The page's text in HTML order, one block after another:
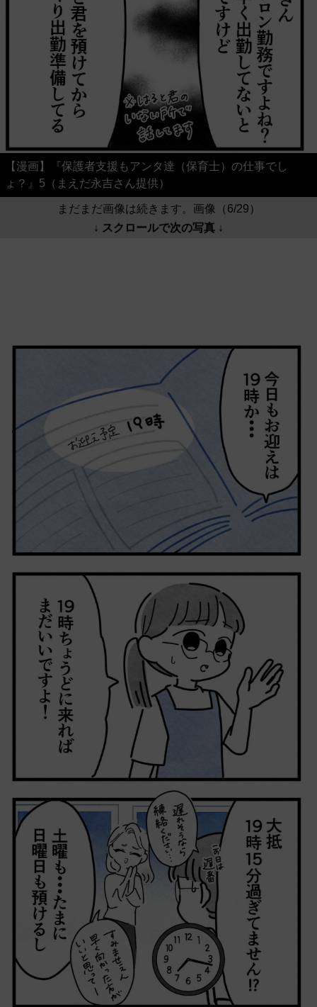
【漫画】『保護者支援もアンタ達（保育士）の仕事でし
ょ？』5（まえだ永吉さん提供）
まだまだ画像は続きます。画像（6/29）
↓ スクロールで次の写真 ↓